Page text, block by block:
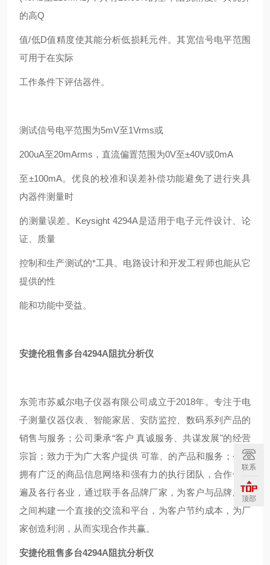
的高Q
值/低D值精度使其能分析低损耗元件。其宽信号电平范围
可用于在实际
工作条件下评估器件。
测试信号电平范围为5mV至1Vrms或
200uA至20mArms，直流偏置范围为0V至±40V或0mA
至±100mA。优良的校准和误差补偿功能避免了进行夹具
内器件测量时
的测量误差。Keysight 4294A是适用于电子元件设计、论
证、质量
控制和生产测试的*工具。电路设计和开发工程师也能从它
提供的性
能和功能中受益。
安捷伦租售多台4294A阻抗分析仪
东莞市苏威尔电子仪器有限公司成立于2018年。专注于电
子测量仪器仪表、智能家居、安防监控、数码系列产品的
销售与服务；公司秉承“客户 真诚服务、共谋发展"的经营
宗旨；致力于为广大客户提供 可靠、的产品和服务；公司
拥有广泛的商品信息网络和强有力的执行团队，合作伙伴
遍及各行各业，通过联手各品牌厂家，为客户与品牌厂家
之间构建一个直接的交流和平台，为客户节约成本，为厂
家创造利润，从而实现合作共赢。
安捷伦租售多台4294A阻抗分析仪
联系
顶部